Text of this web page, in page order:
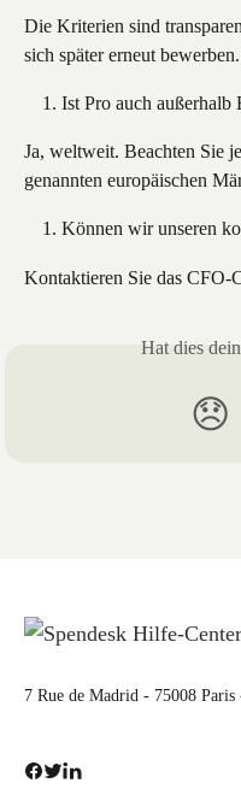
Die Kriterien sind
sich später erneut bewerben.
Ist Pro auch außerhalb
Ja, weltweit. Beachten Sie
genannten europäischen
Können wir unseren
Kontaktieren Sie das CFO-
Hat dies
😞
7 Rue de Madrid - 75008 Paris